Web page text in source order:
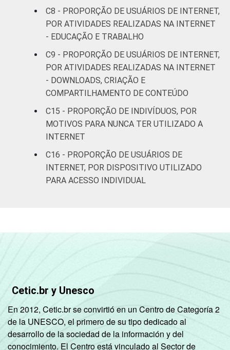
Mais de 5
SM até 10
79
Mais de 10
SM
80
Classe
social
A 81
B 73
DE 52
refere apenas aos resultados da alternativa
"sim". Dados coletados entre outubro de
2014 e março de 2015.
C8 - PROPORÇÃO DE USUÁRIOS DE INTERNET,
POR ATIVIDADES REALIZADAS NA INTERNET
- EDUCAÇÃO E TRABALHO
C9 - PROPORÇÃO DE USUÁRIOS DE INTERNET,
POR ATIVIDADES REALIZADAS NA INTERNET
- DOWNLOADS, CRIAÇÃO E
COMPARTILHAMENTO DE CONTEÚDO
C15 - PROPORÇÃO DE INDIVÍDUOS, POR
MOTIVOS PARA NUNCA TER UTILIZADO A
INTERNET
C16 - PROPORÇÃO DE USUÁRIOS DE
INTERNET, POR DISPOSITIVO UTILIZADO
PARA ACESSO INDIVIDUAL
Cetic.br y Unesco
En 2012, Cetic.br se convirtió en un Centro de Categoría 2
de la UNESCO, el primero de su tipo dedicado al
desarrollo de la sociedad de la información y del
conocimiento. El Centro está vinculado al Sector de